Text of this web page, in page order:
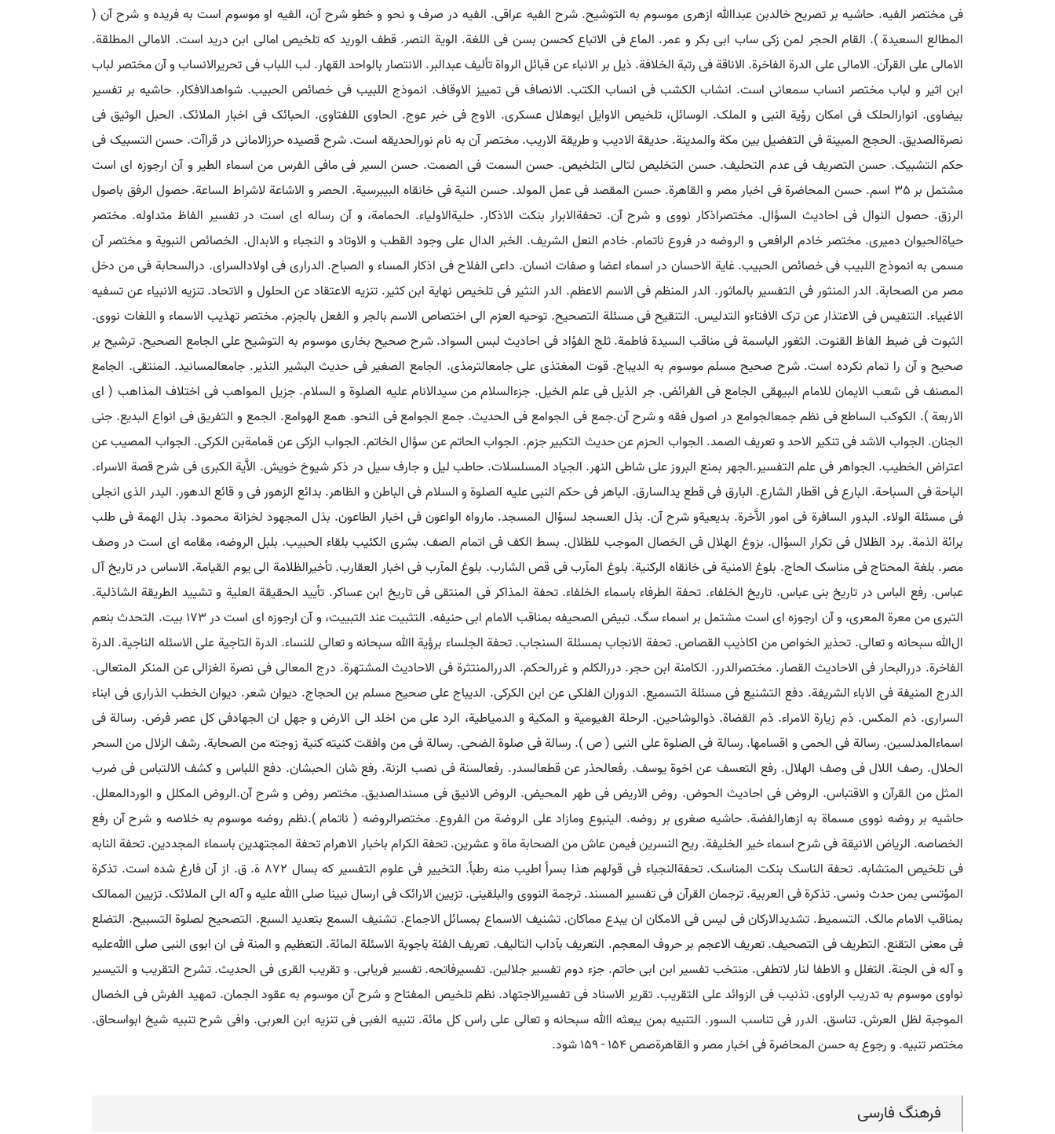
فی مختصر الفیه. حاشیه بر تصریح خالدبن عبداﷲ ازهری موسوم به التوشیح. شرح الفیه عراقی. الفیه در صرف و نحو و خطو شرح آن، الفیه او موسوم است به فریده و شرح آن (
المطالع السعیدة ). القام الحجر لمن زکی ساب ابی بکر و عمر. الماع فی الاتباع کحسن بسن فی اللغة. الویة النصر. قطف الورید که تلخیص امالی ابن درید است. الامالی المطلقة.
الامالی علی القرآن. الامالی علی الدرة الفاخرة. الاناقة فی رتبة الخلافة. ذیل بر الانباء عن قبائل الرواة تألیف عبدالبر. الانتصار بالواحد القهار. لب اللباب فی تحریرالانساب و آن مختصر لباب
ابن اثیر و لباب مختصر انساب سمعانی است. انشاب الکشب فی انساب الکتب. الانصاف فی تمییز الاوقاف. انموذج اللبیب فی خصائص الحبیب. شواهدالافکار. حاشیه بر تفسیر
بیضاوی. انوارالحلک فی امکان رؤیة النبی و الملک. الوسائل، تلخیص الاوایل ابوهلال عسکری. الاوج فی خبر عوج. الحاوی اللفتاوی. الحبائک فی اخبار الملائک. الحبل الوثیق فی
نصرةالصدیق. الحجج المبینة فی التفضیل بین مکة والمدینة. حدیقة الادیب و طریقة الاریب. مختصر آن به نام نورالحدیقه است. شرح قصیده حرزالامانی در قراآت. حسن التسبیک فی
حکم التشبیک. حسن التصریف فی عدم التحلیف. حسن التخلیص لتالی التلخیص. حسن السمت فی الصمت. حسن السیر فی مافی الفرس من اسماء الطیر و آن ارجوزه ای است
مشتمل بر 35 اسم. حسن المحاضرة فی اخبار مصر و القاهرة. حسن المقصد فی عمل المولد. حسن النیة فی خانقاه البیبرسیة. الحصر و الاشاعة لاشراط الساعة. حصول الرفق باصول
الرزق. حصول النوال فی احادیث السؤال. مختصراذکار نووی و شرح آن. تحفةالابرار بنکت الاذکار. حلیةالاولیاء. الحمامة، و آن رساله ای است در تفسیر الفاظ متداوله. مختصر
حیاةالحیوان دمیری. مختصر خادم الرافعی و الروضه در فروع ناتمام. خادم النعل الشریف. الخبر الدال علی وجود القطب و الاوتاد و النجباء و الابدال. الخصائص النبویة و مختصر آن
مسمی به انموذج اللبیب فی خصائص الحبیب. غایة الاحسان در اسماء اعضا و صفات انسان. داعی الفلاح فی اذکار المساء و الصباح. الدراری فی اولادالسرای. درالسحابة فی من دخل
مصر من الصحابة. الدر المنثور فی التفسیر بالماثور. الدر المنظم فی الاسم الاعظم. الدر النثیر فی تلخیص نهایة ابن کثیر. تنزیه الاعتقاد عن الحلول و الاتحاد. تنزیه الانبیاء عن تسفیه
الاغبیاء. التنفیس فی الاعتذار عن ترک الافتاءو التدلیس. التنقیح فی مسئلة التصحیح. توحیه العزم الی اختصاص الاسم بالجر و الفعل بالجزم. مختصر تهذیب الاسماء و اللغات نووی.
الثبوت فی ضبط الفاظ القنوت. الثغور الباسمة فی مناقب السیدة فاطمة. ثلج الفؤاد فی احادیث لبس السواد. شرح صحیح بخاری موسوم به التوشیح علی الجامع الصحیح. ترشیح بر
صحیح و آن را تمام نکرده است. شرح صحیح مسلم موسوم به الدیباج. قوت المغتذی علی جامعالترمذی. الجامع الصغیر فی حدیث البشیر النذیر. جامعالمسانید. المنتقی. الجامع
المصنف فی شعب الایمان للامام البیهقی الجامع فی الفرائض. جر الذیل فی علم الخیل. جزءالسلام من سیدالانام علیه الصلوة و السلام. جزیل المواهب فی اختلاف المذاهب ( ای
الاربعة ). الکوکب الساطع فی نظم جمعالجوامع در اصول فقه و شرح آن.جمع فی الجوامع فی الحدیث. جمع الجوامع فی النحو. همع الهوامع. الجمع و التفریق فی انواع البدیع. جنی
الجنان. الجواب الاشد فی تنکیر الاحد و تعریف الصمد. الجواب الحزم عن حدیث التکبیر جزم. الجواب الحاتم عن سؤال الخاتم. الجواب الزکی عن قمامةبن الکرکی. الجواب المصیب عن
اعتراض الخطیب. الجواهر فی علم التفسیر.الجهر بمنع البروز علی شاطی النهر. الجیاد المسلسلات. حاطب لیل و جارف سیل در ذکر شیوخ خویش. الاَّیة الکبری فی شرح قصة الاسراء.
الباحة فی السباحة. البارع فی اقطار الشارع. البارق فی قطع یدالسارق. الباهر فی حکم النبی علیه الصلوة و السلام فی الباطن و الظاهر. بدائع الزهور فی و قائع الدهور. البدر الذی انجلی
فی مسئلة الولاء. البدور السافرة فی امور الاَّخرة. بدیعیةو شرح آن. بذل العسجد لسؤال المسجد. مارواه الواعون فی اخبار الطاعون. بذل المجهود لخزانة محمود. بذل الهمة فی طلب
برائة الذمة. برد الظلال فی تکرار السؤال. بزوغ الهلال فی الخصال الموجب للظلال. بسط الکف فی اتمام الصف. بشری الکئیب بلقاء الحبیب. بلبل الروضه، مقامه ای است در وصف
مصر. بلغة المحتاج فی مناسک الحاج. بلوغ الامنیة فی خانقاه الرکنیة. بلوغ المآرب فی قص الشارب. بلوغ المآرب فی اخبار العقارب. تأخیرالظلامة الی یوم القیامة. الاساس در تاریخ آل
عباس. رفع الباس در تاریخ بنی عباس. تاریخ الخلفاء. تحفة الطرفاء باسماء الخلفاء. تحفة المذاکر فی المنتقی فی تاریخ ابن عساکر. تأیید الحقیقة العلیة و تشیید الطریقة الشاذلیة.
التبری من معرة المعری، و آن ارجوزه ای است مشتمل بر اسماء سگ. تبیض الصحیفه بمناقب الامام ابی حنیفه. التثبیت عند التبییت، و آن ارجوزه ای است در 173 بیت. التحدث بنعم
الﷲ سبحانه و تعالی. تحذیر الخواص من اکاذیب القصاص. تحفة الانجاب بمسئلة السنجاب. تحفة الجلساء برؤیة اﷲ سبحانه و تعالی للنساء. الدرة التاجیة علی الاسئله الناجیة. الدرة
الفاخرة. دررالبحار فی الاحادیث القصار. مختصرالدرر. الکامنة ابن حجر. دررالکلم و غررالحکم. الدررالمنتثرة فی الاحادیث المشتهرة. درج المعالی فی نصرة الغزالی عن المنکر المتعالی.
الدرج المنیفة فی الاباء الشریفة. دفع التشنیع فی مسئلة التسمیع. الدوران الفلکی عن ابن الکرکی. الدیباج علی صحیح مسلم بن الحجاج. دیوان شعر. دیوان الخطب الذراری فی ابناء
السراری. ذم المکس. ذم زیارة الامراء. ذم القضاة. ذوالوشاحین. الرحلة الفیومیة و المکیة و الدمیاطیة، الرد علی من اخلد الی الارض و جهل ان الجهادفی کل عصر فرض. رسالة فی
اسماءالمدلسین. رسالة فی الحمی و اقسامها. رسالة فی الصلوة علی النبی ( ص ). رسالة فی صلوة الضحی. رسالة فی من وافقت کنیته کنیة زوجته من الصحابة. رشف الزلال من السحر
الحلال. رصف اللال فی وصف الهلال. رفع التعسف عن اخوة یوسف. رفعالحذر عن قطعالسدر. رفعالسنة فی نصب الزنة. رفع شان الحبشان. دفع اللباس و کشف الالتباس فی ضرب
المثل من القرآن و الاقتباس. الروض فی احادیث الحوض. روض الاریض فی طهر المحیض. الروض الانیق فی مسندالصدیق. مختصر روض و شرح آن.الروض المکلل و الوردالمعلل.
حاشیه بر روضه نووی مسماة به ازهارالفضة. حاشیه صغری بر روضه. الینبوع ومازاد علی الروضة من الفروع. مختصرالروضه ( ناتمام ).نظم روضه موسوم به خلاصه و شرح آن رفع
الخصاصه. الریاض الانیقة فی شرح اسماء خیر الخلیفة. ریح النسرین فیمن عاش من الصحابة ماة و عشرین. تحفة الکرام باخبار الاهرام تحفة المجتهدین باسماء المجددین. تحفة النابه
فی تلخیص المتشابه. تحفة الناسک بنکت المناسک. تحفةالنجباء فی قولهم هذا بسراً اطیب منه رطباً. التخییر فی علوم التفسیر که بسال 872 هَ. ق. از آن فارغ شده است. تذکرة
المؤتسی بمن حدث ونسی. تذکرة فی العربیة. ترجمان القرآن فی تفسیر المسند. ترجمة النووی والبلقینی. تزیین الارائک فی ارسال نبینا صلی اﷲ علیه و آله الی الملائک. تزیین الممالک
بمناقب الامام مالک. التسمیط. تشدیدالارکان فی لیس فی الامکان ان یبدع مماکان. تشنیف الاسماع بمسائل الاجماع. تشنیف السمع بتعدید السبع. التصحیح لصلوة التسبیح. التضلع
فی معنی التقنع. التطریف فی التصحیف. تعریف الاعجم بر حروف المعجم. التعریف بآداب التالیف. تعریف الفئة باجوبة الاسئلة المائة. التعظیم و المنة فی ان ابوی النبی صلی اﷲعلیه
و آله فی الجنة. التغلل و الاطفا لنار لاتطفی. منتخب تفسیر ابن ابی حاتم. جزء دوم تفسیر جلالین. تفسیرفاتحه. تفسیر فریابی. و تقریب القری فی الحدیث. تشرح التقریب و التیسیر
نواوی موسوم به تدریب الراوی. تذنیب فی الزوائد علی التقریب. تقریر الاسناد فی تفسیرالاجتهاد. نظم تلخیص المفتاح و شرح آن موسوم به عقود الجمان. تمهید الفرش فی الخصال
الموجبة لظل العرش. تناسق. الدرر فی تناسب السور. التنبیه بمن یبعثه اﷲ سبحانه و تعالی علی راس کل مائة. تنبیه الغبی فی تنزیه ابن العربی. وافی شرح تنبیه شیخ ابواسحاق.
مختصر تنبیه. و رجوع به حسن المحاضرة فی اخبار مصر و القاهرةصص 154 - 159 شود.
فرهنگ فارسی